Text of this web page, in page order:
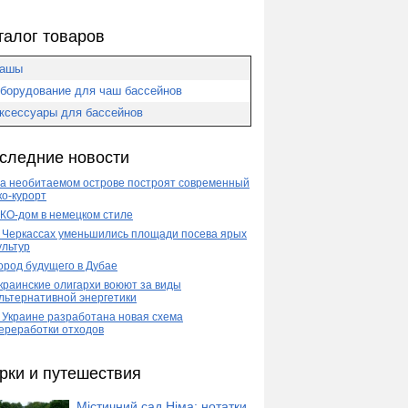
товаров
для чаш бассейнов
для бассейнов
новости
необитаемом острове построят современный
курорт
дом в немецком стиле
уменьшились площади посева ярых
будущего в Дубае
олигархи воюют за виды
энергетики
разработана новая схема
отходов
и путешествия